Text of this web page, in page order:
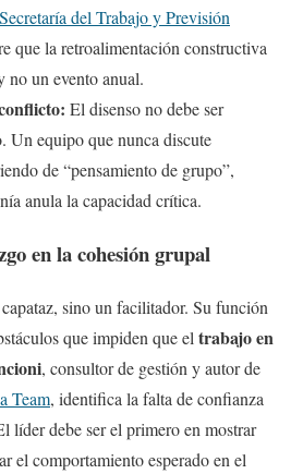
Secretaría del Trabajo y Previsión
que la retroalimentación constructiva
no un evento anual.
El disenso no debe ser
Un equipo que nunca discute
de “pensamiento de grupo”,
anula la capacidad crítica.
en la cohesión grupal
sino un facilitador. Su función
que impiden que el trabajo en
, consultor de gestión y autor de
Team, identifica la falta de confianza
líder debe ser el primero en mostrar
el comportamiento esperado en el